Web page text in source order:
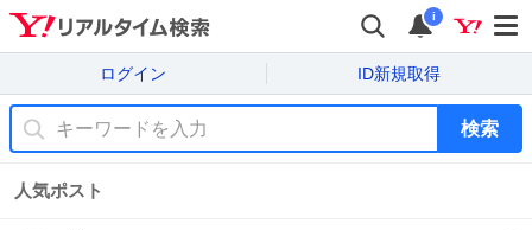
i
ログイン ID新規取得
検索
人気ポスト